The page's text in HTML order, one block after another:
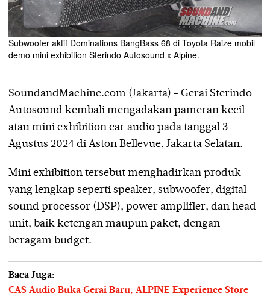
Subwoofer aktif Dominations BangBass 68 di Toyota Raize mobil
demo mini exhibition Sterindo Autosound x Alpine.
SoundandMachine.com (Jakarta) - Gerai Sterindo
Autosound kembali mengadakan pameran kecil
atau mini exhibition car audio pada tanggal 3
Agustus 2024 di Aston Bellevue, Jakarta Selatan.
Mini exhibition tersebut menghadirkan produk
yang lengkap seperti speaker, subwoofer, digital
sound processor (DSP), power amplifier, dan head
unit, baik ketengan maupun paket, dengan
beragam budget.
Baca Juga:
CAS Audio Buka Gerai Baru, ALPINE Experience Store